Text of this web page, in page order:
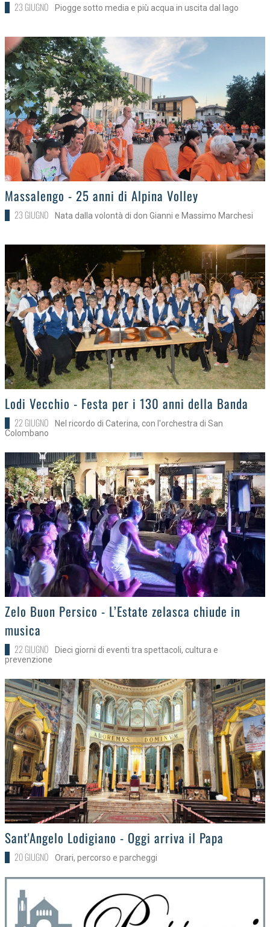
23 GIUGNO Piogge sotto media e più acqua in uscita dal lago
>Massalengo - 25 anni di Alpina Volley
23 GIUGNO Nata dalla volontà di don Gianni e Massimo Marchesi
>Lodi Vecchio - Festa per i 130 anni della Banda
22 GIUGNO
Nel ricordo di Caterina, con l'orchestra di San
Colombano
>
Zelo Buon Persico - L’Estate zelasca chiude in
musica
22 GIUGNO
Dieci giorni di eventi tra spettacoli, cultura e
prevenzione
>
Sant'Angelo Lodigiano - Oggi arriva il Papa
20 GIUGNO Orari, percorso e parcheggi